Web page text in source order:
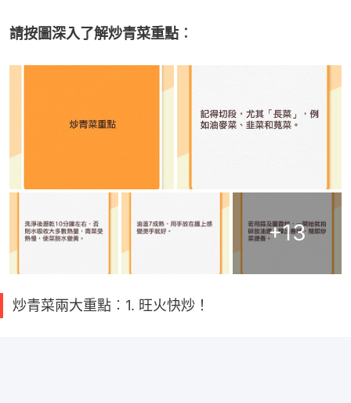
請按圖深入了解炒青菜重點︰
+13
炒青菜兩大重點︰1. 旺火快炒！